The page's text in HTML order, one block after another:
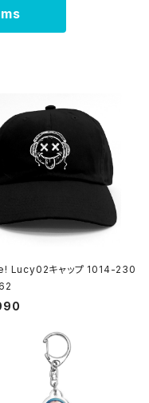
Lucy02キャップ 1014-230